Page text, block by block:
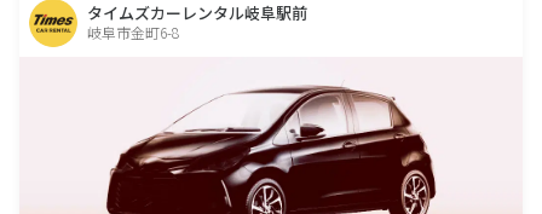
タイムズカーレンタル岐阜駅前
岐阜市金町6-8